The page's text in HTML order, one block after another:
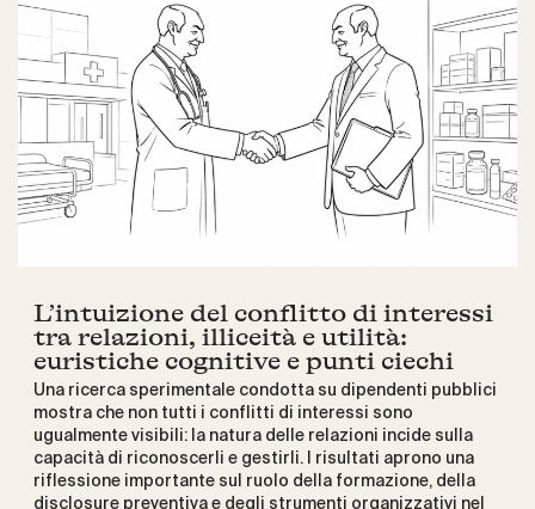
L’intuizione del conflitto di interessi
tra relazioni, illiceità e utilità:
euristiche cognitive e punti ciechi
Una ricerca sperimentale condotta su dipendenti pubblici
mostra che non tutti i conflitti di interessi sono
ugualmente visibili: la natura delle relazioni incide sulla
capacità di riconoscerli e gestirli. I risultati aprono una
riflessione importante sul ruolo della formazione, della
disclosure preventiva e degli strumenti organizzativi nel